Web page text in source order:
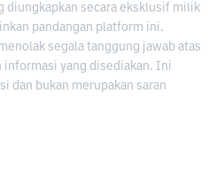
diungkapkan secara eksklusif milik
pandangan platform ini.
segala tanggung jawab atas
informasi yang disediakan. Ini
dan bukan merupakan saran